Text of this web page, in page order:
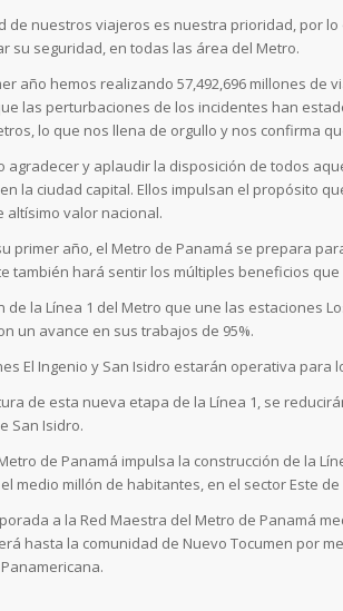
de nuestros viajeros es nuestra prioridad, por
su seguridad, en todas las área del Metro.
año hemos realizando 57,492,696 millones de
las perturbaciones de los incidentes han
lo que nos llena de orgullo y nos confirma
agradecer y aplaudir la disposición de todos
la ciudad capital. Ellos impulsan el propósito
altísimo valor nacional.
primer año, el Metro de Panamá se prepara
también hará sentir los múltiples beneficios
de la Línea 1 del Metro que une las estaciones
un avance en sus trabajos de 95%.
El Ingenio y San Isidro estarán operativa
de esta nueva etapa de la Línea 1, se
San Isidro.
de Panamá impulsa la construcción de la
medio millón de habitantes, en el sector Este de
a la Red Maestra del Metro de Panamá
hasta la comunidad de Nuevo Tocumen por